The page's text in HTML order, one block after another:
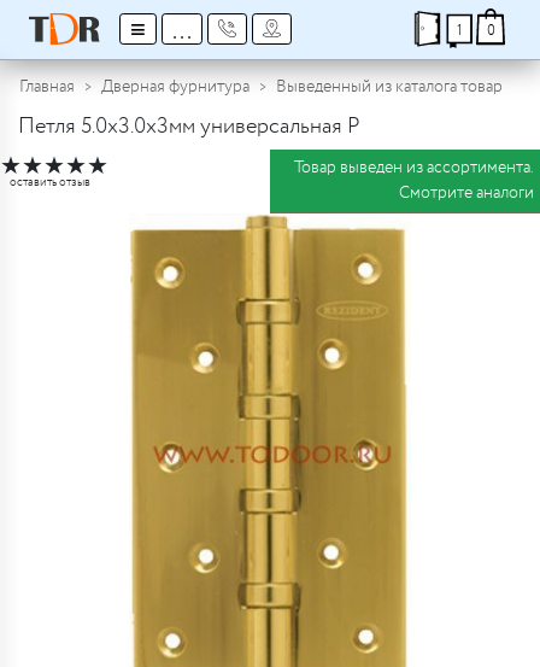
≡ ... 1 0
Главная Дверная фурнитура Выведенный из каталога товар
Петля 5.0х3.0х3мм универсальная P
★★★★★
оставить отзыв
Товар выведен из ассортимента.
Смотрите аналоги